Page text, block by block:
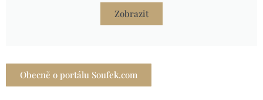
Zobrazit
Obecně o portálu Soufek.com